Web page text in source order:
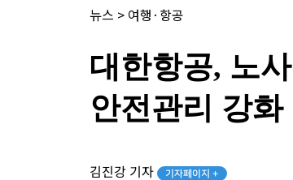
뉴스 > 여행·항공
대한항공, 노
안전관리 강화
김진강 기자 기자페이지 +